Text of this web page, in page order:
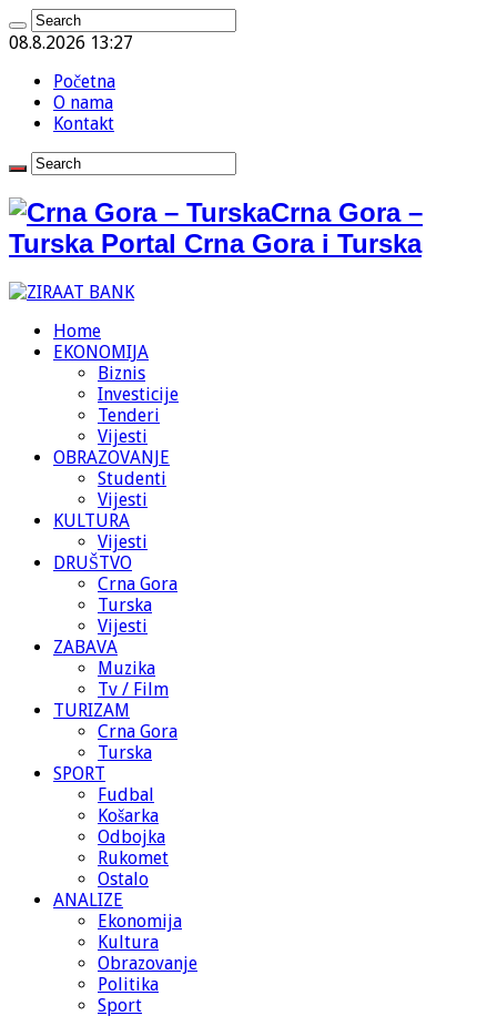
08.8.2026 13:27
Početna
O nama
Kontakt
Crna Gora –
Turska Portal Crna Gora i Turska
Home
EKONOMIJA
Biznis
Investicije
Tenderi
Vijesti
OBRAZOVANJE
Studenti
Vijesti
KULTURA
Vijesti
DRUŠTVO
Crna Gora
Turska
Vijesti
ZABAVA
Muzika
Tv / Film
TURIZAM
Crna Gora
Turska
SPORT
Fudbal
Košarka
Odbojka
Rukomet
Ostalo
ANALIZE
Ekonomija
Kultura
Obrazovanje
Politika
Sport